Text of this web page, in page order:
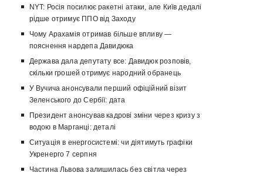
NYT: Росія посилює ракетні атаки, але Київ дедалі
рідше отримує ППО від Заходу
Чому Арахамія отримав більше впливу —
пояснення нардепа Давидюка
Держава дала депутату все: Давидюк розповів,
скільки грошей отримує народний обранець
У Вучича анонсували перший офіційний візит
Зеленського до Сербії: дата
Президент анонсував кадрові зміни через кризу з
водою в Марганці: деталі
Ситуація в енергосистемі: чи діятимуть графіки
Укренерго 7 серпня
Частина Львова залишилась без світла через